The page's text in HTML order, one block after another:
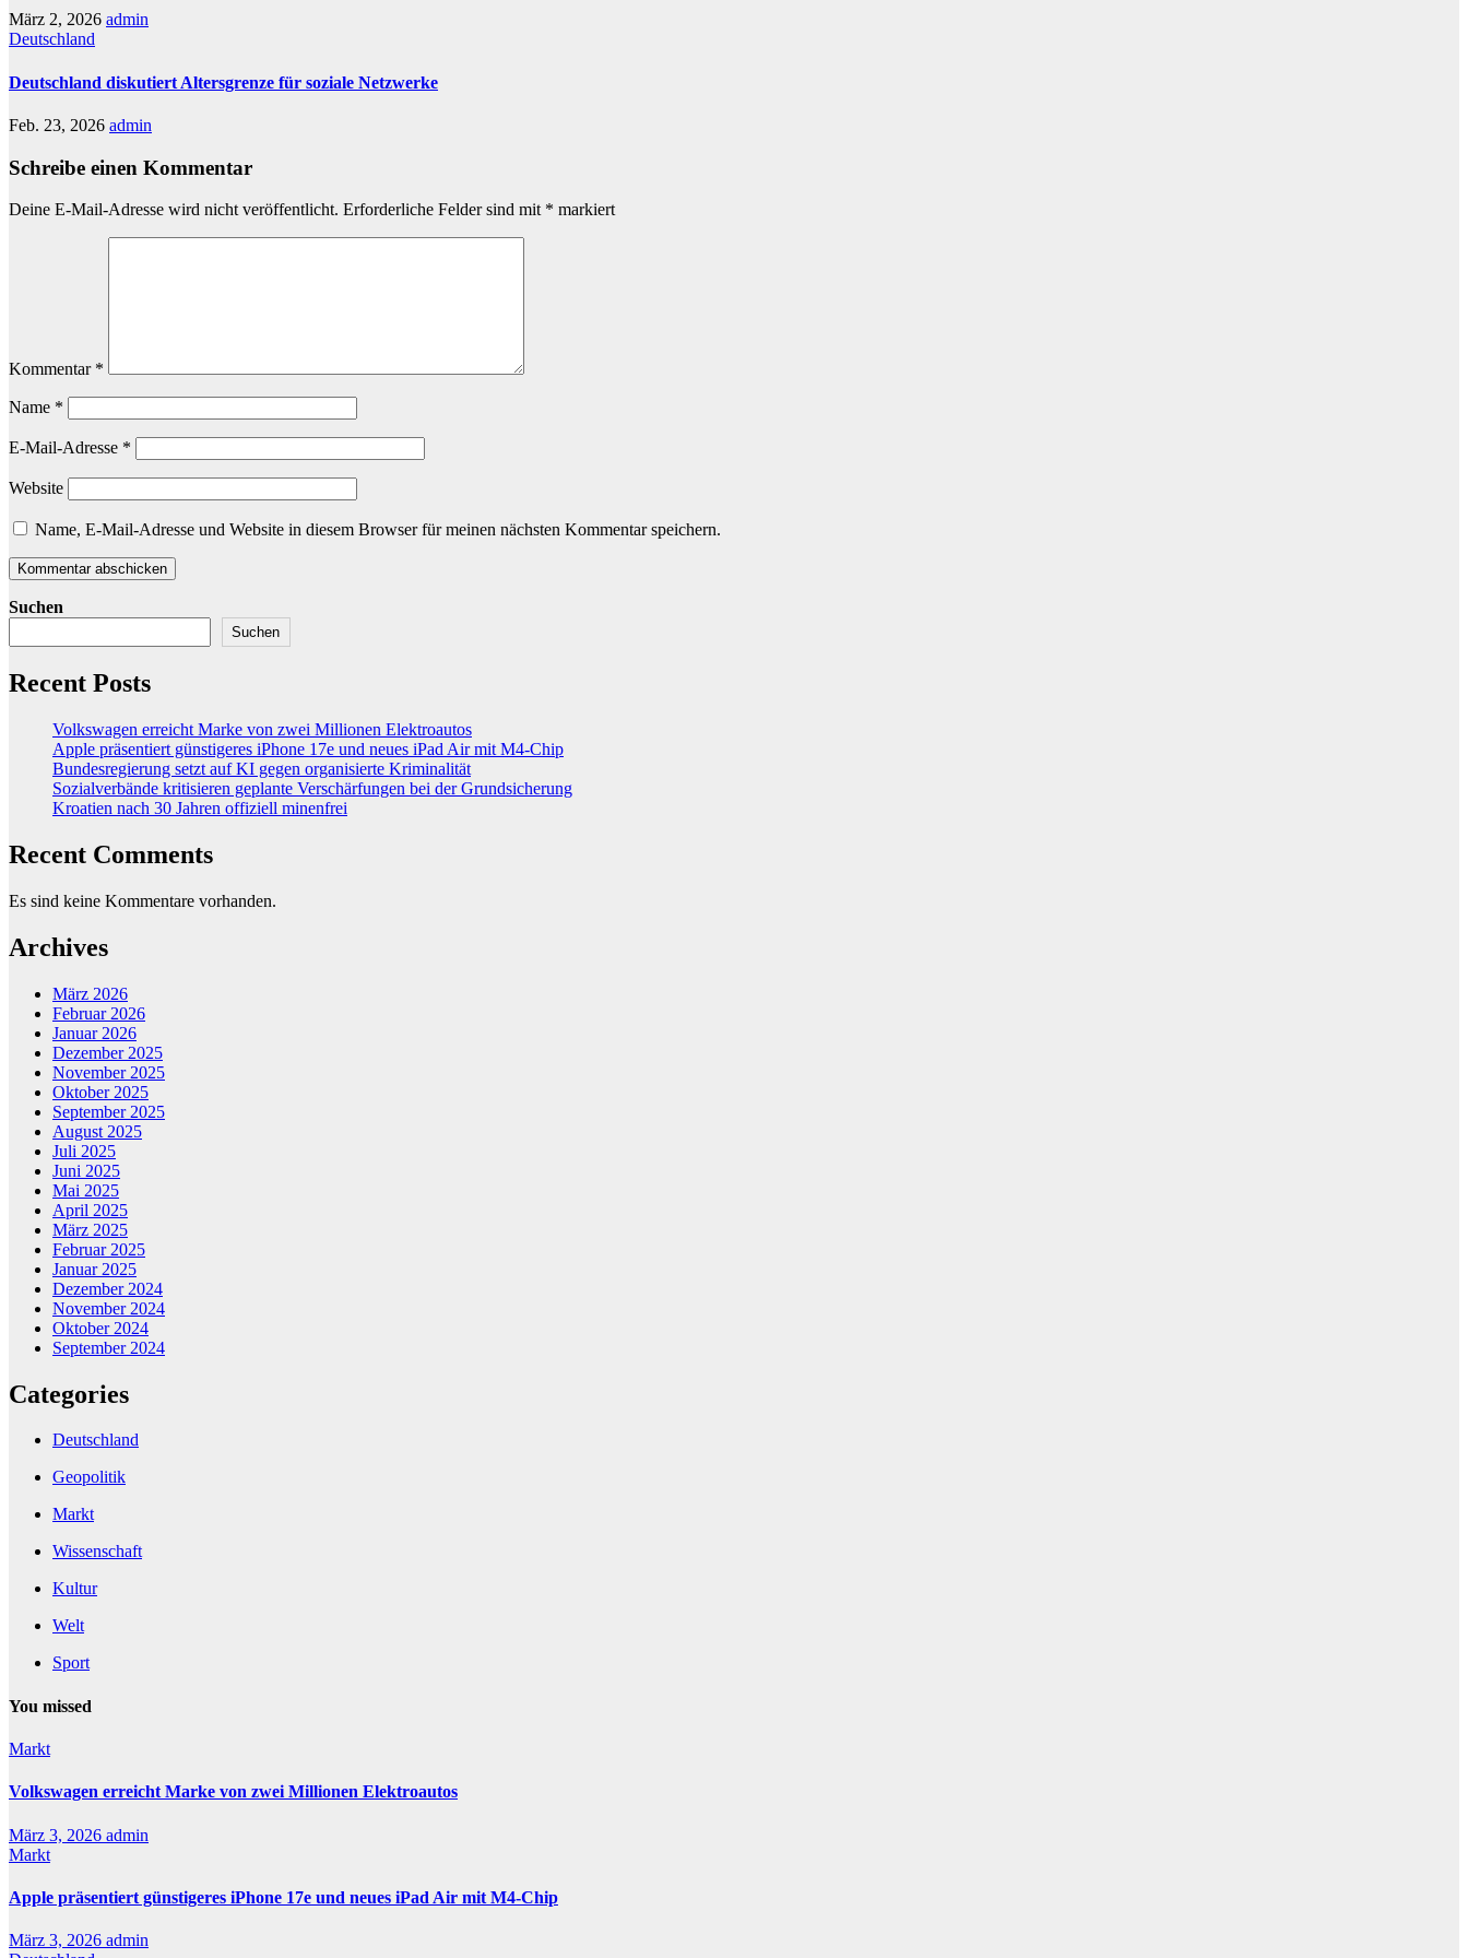
März 2, 2026 admin
Deutschland
Deutschland diskutiert Altersgrenze für soziale Netzwerke
Feb. 23, 2026 admin
Schreibe einen Kommentar
Deine E-Mail-Adresse wird nicht veröffentlicht. Erforderliche Felder sind mit * markiert
Kommentar *
Name *
E-Mail-Adresse *
Website
Name, E-Mail-Adresse und Website in diesem Browser für meinen nächsten Kommentar speichern.
Suchen
Suchen
Recent Posts
Volkswagen erreicht Marke von zwei Millionen Elektroautos
Apple präsentiert günstigeres iPhone 17e und neues iPad Air mit M4-Chip
Bundesregierung setzt auf KI gegen organisierte Kriminalität
Sozialverbände kritisieren geplante Verschärfungen bei der Grundsicherung
Kroatien nach 30 Jahren offiziell minenfrei
Recent Comments
Es sind keine Kommentare vorhanden.
Archives
März 2026
Februar 2026
Januar 2026
Dezember 2025
November 2025
Oktober 2025
September 2025
August 2025
Juli 2025
Juni 2025
Mai 2025
April 2025
März 2025
Februar 2025
Januar 2025
Dezember 2024
November 2024
Oktober 2024
September 2024
Categories
Deutschland
Geopolitik
Markt
Wissenschaft
Kultur
Welt
Sport
You missed
Markt
Volkswagen erreicht Marke von zwei Millionen Elektroautos
März 3, 2026 admin
Markt
Apple präsentiert günstigeres iPhone 17e und neues iPad Air mit M4-Chip
März 3, 2026 admin